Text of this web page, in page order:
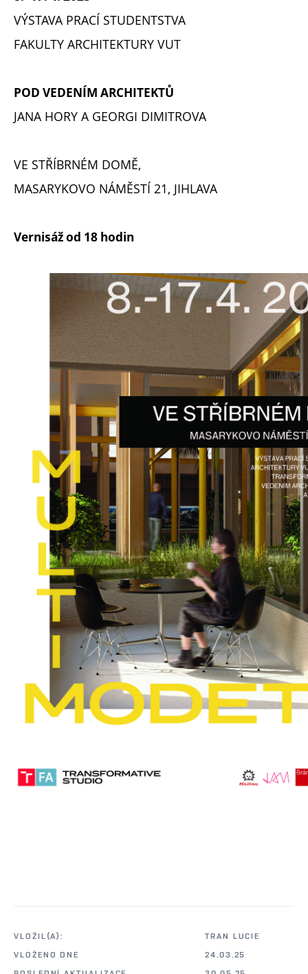
VÝSTAVA PRACÍ STUDENTSTVA
FAKULTY ARCHITEKTURY VUT
POD VEDENÍM ARCHITEKTŮ
JANA HORY A GEORGI DIMITROVA
VE STŘÍBRNÉM DOMĚ,
MASARYKOVO NÁMĚSTÍ 21, JIHLAVA
Vernisáž od 18 hodin
VLOŽIL(A):
TRAN LUCIE
VLOŽENO DNE
24.03.25